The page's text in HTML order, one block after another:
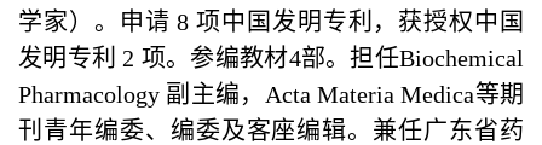
学家）。申请 8 项中国发明专利，获授权中国
发明专利 2 项。参编教材4部。担任Biochemical
Pharmacology 副主编，Acta Materia Medica等期
刊青年编委、编委及客座编辑。兼任广东省药